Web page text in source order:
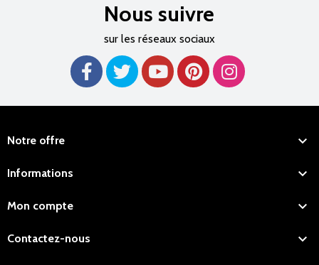
Nous suivre
sur les réseaux sociaux
Notre offre 
Informations 
Mon compte 
Contactez-nous 